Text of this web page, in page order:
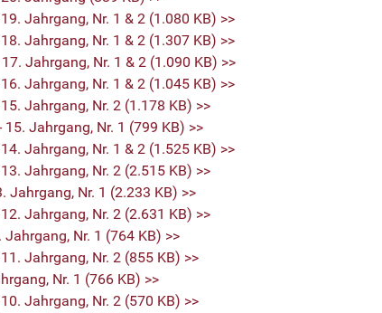
Jahrgang, Nr. 1 & 2 (1.080 KB) >>
Jahrgang, Nr. 1 & 2 (1.307 KB) >>
Jahrgang, Nr. 1 & 2 (1.090 KB) >>
Jahrgang, Nr. 1 & 2 (1.045 KB) >>
Jahrgang, Nr. 2 (1.178 KB) >>
Jahrgang, Nr. 1 (799 KB) >>
Jahrgang, Nr. 1 & 2 (1.525 KB) >>
Jahrgang, Nr. 2 (2.515 KB) >>
Jahrgang, Nr. 1 (2.233 KB) >>
Jahrgang, Nr. 2 (2.631 KB) >>
Nr. 1 (764 KB) >>
Jahrgang, Nr. 2 (855 KB) >>
Nr. 1 (766 KB) >>
Jahrgang, Nr. 2 (570 KB) >>